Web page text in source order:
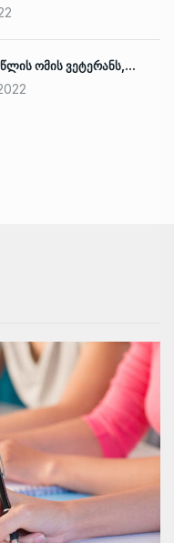
ომის ვეტერანს,…